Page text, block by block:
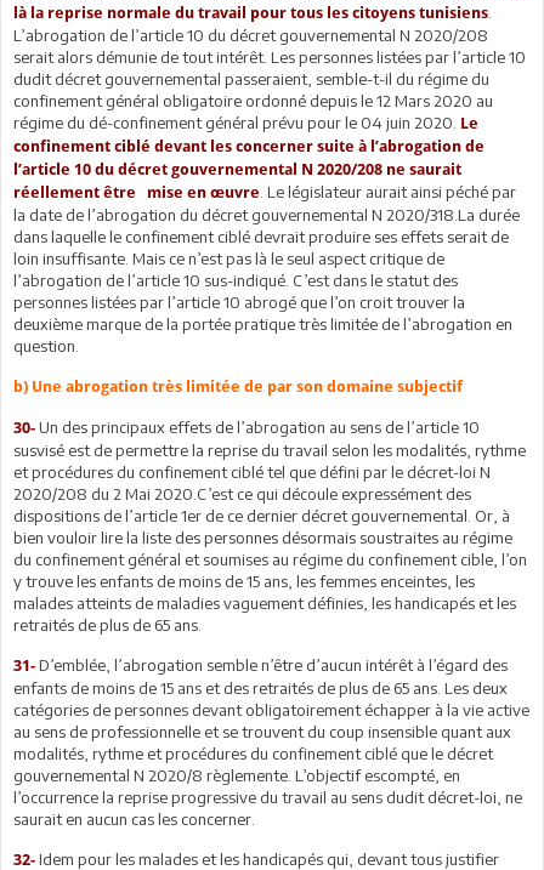
là la reprise normale du travail pour tous les citoyens tunisiens
L’abrogation de l’article 10 du décret gouvernemental N 2020/208
serait alors démunie de tout intérêt. Les personnes listées par l’article 10
dudit décret gouvernemental passeraient, semble-t-il du régime du
confinement général obligatoire ordonné depuis le 12 Mars 2020 au
régime du dé-confinement général prévu pour le 04 juin 2020. Le
confinement ciblé devant les concerner suite à l’abrogation de
l’article 10 du décret gouvernemental N 2020/208 ne saurait
réellement être mise en œuvre . Le législateur aurait ainsi péché par
la date de l’abrogation du décret gouvernemental N 2020/318.La durée
dans laquelle le confinement ciblé devrait produire ses effets serait de
loin insuffisante. Mais ce n’est pas là le seul aspect critique de
l’abrogation de l’article 10 sus-indiqué. C’est dans le statut des
personnes listées par l’article 10 abrogé que l’on croit trouver la
deuxième marque de la portée pratique très limitée de l’abrogation en
question.
b) Une abrogation très limitée de par son domaine subjectif
30- Un des principaux effets de l’abrogation au sens de l’article 10
susvisé est de permettre la reprise du travail selon les modalités, rythme
et procédures du confinement ciblé tel que défini par le décret-loi N
2020/208 du 2 Mai 2020.C’est ce qui découle expressément des
dispositions de l’article 1er de ce dernier décret gouvernemental. Or, à
bien vouloir lire la liste des personnes désormais soustraites au régime
du confinement général et soumises au régime du confinement cible, l’on
y trouve les enfants de moins de 15 ans, les femmes enceintes, les
malades atteints de maladies vaguement définies, les handicapés et les
retraités de plus de 65 ans.
31- D’emblée, l’abrogation semble n’être d’aucun intérêt à l’égard des
enfants de moins de 15 ans et des retraités de plus de 65 ans. Les deux
catégories de personnes devant obligatoirement échapper à la vie active
au sens de professionnelle et se trouvent du coup insensible quant aux
modalités, rythme et procédures du confinement ciblé que le décret
gouvernemental N 2020/8 règlemente. L’objectif escompté, en
l’occurrence la reprise progressive du travail au sens dudit décret-loi, ne
saurait en aucun cas les concerner.
32- Idem pour les malades et les handicapés qui, devant tous justifier